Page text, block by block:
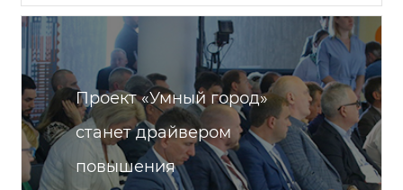
Проект «Умный город»
станет драйвером
повышения